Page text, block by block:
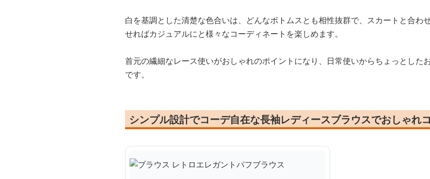
白を基調とした清楚な色合いは、どんなボトムスとも相性抜群で、スカートと合わ
せればカジュアルにと様々なコーディネートを楽しめます。
首元の繊細なレース使いがおしゃれのポイントになり、日常使いからちょっとした
です。
シンプル設計でコーデ自在な長袖レディースブラウスでおしゃれ